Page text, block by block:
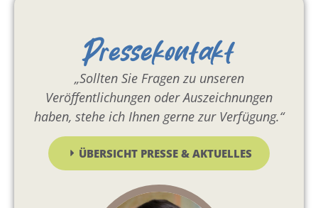
Pressekontakt
„Sollten Sie Fragen zu unseren
Veröffentlichungen oder Auszeichnungen
haben, stehe ich Ihnen gerne zur Verfügung.“
ÜBERSICHT PRESSE & AKTUELLES